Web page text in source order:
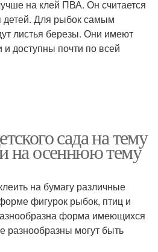
на клей ПВА. Он считается
Для рыбок самым
листья березы. Они имеют
доступны почти по всей
сада на тему
на осеннюю тему
на бумагу различные
фигурок рыбок, птиц и
форма имеющихся
разнообразны могут быть